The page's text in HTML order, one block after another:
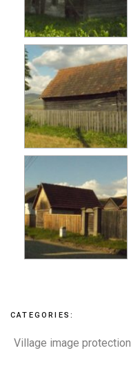
CATEGORIES:
Village image protection